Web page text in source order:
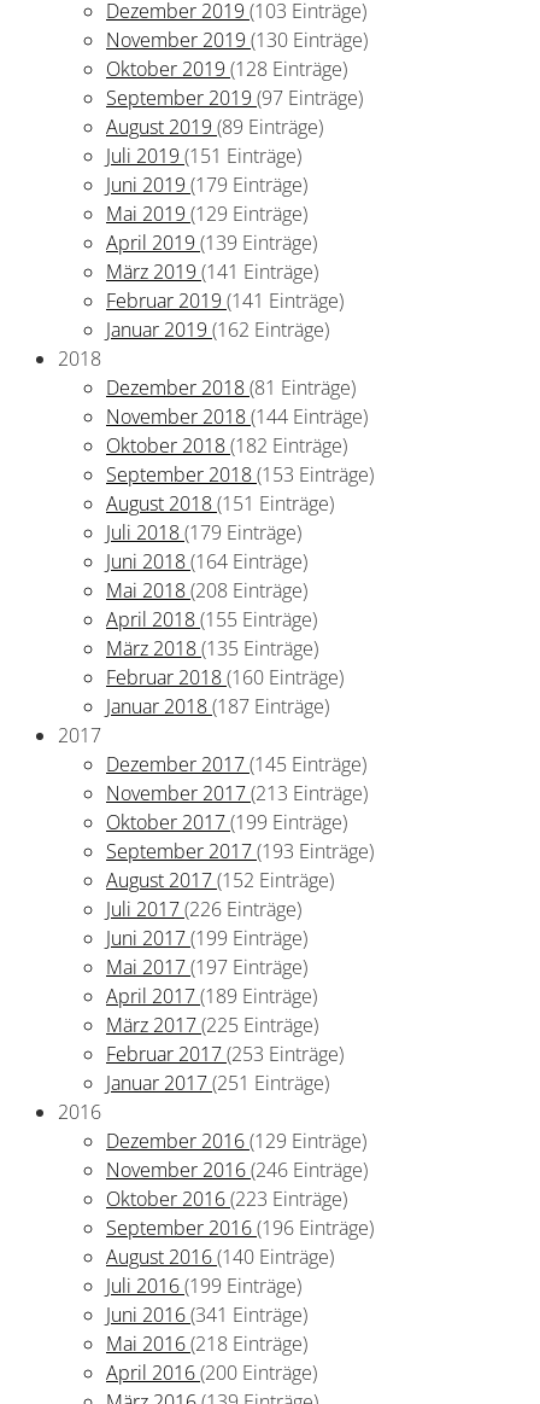
Dezember 2019 (103 Einträge)
November 2019 (130 Einträge)
Oktober 2019 (128 Einträge)
September 2019 (97 Einträge)
August 2019 (89 Einträge)
Juli 2019 (151 Einträge)
Juni 2019 (179 Einträge)
Mai 2019 (129 Einträge)
April 2019 (139 Einträge)
März 2019 (141 Einträge)
Februar 2019 (141 Einträge)
Januar 2019 (162 Einträge)
2018
Dezember 2018(81 Einträge)
November 2018(144 Einträge)
Oktober 2018(182 Einträge)
September 2018(153 Einträge)
August 2018(151 Einträge)
Juli 2018(179 Einträge)
Juni 2018(164 Einträge)
Mai 2018(208 Einträge)
April 2018(155 Einträge)
März 2018(135 Einträge)
Februar 2018(160 Einträge)
Januar 2018(187 Einträge)
2017
Dezember 2017(145 Einträge)
November 2017(213 Einträge)
Oktober 2017(199 Einträge)
September 2017(193 Einträge)
August 2017(152 Einträge)
Juli 2017(226 Einträge)
Juni 2017(199 Einträge)
Mai 2017(197 Einträge)
April 2017(189 Einträge)
März 2017(225 Einträge)
Februar 2017(253 Einträge)
Januar 2017(251 Einträge)
2016
Dezember 2016(129 Einträge)
November 2016(246 Einträge)
Oktober 2016(223 Einträge)
September 2016(196 Einträge)
August 2016(140 Einträge)
Juli 2016(199 Einträge)
Juni 2016(341 Einträge)
Mai 2016(218 Einträge)
April 2016(200 Einträge)